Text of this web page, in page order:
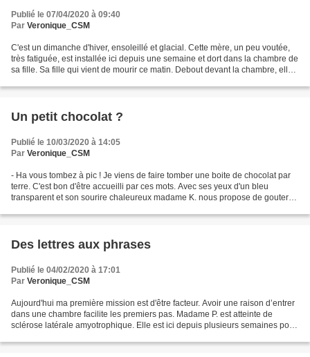
Publié le 07/04/2020 à 09:40
Par Veronique_CSM
C'est un dimanche d'hiver, ensoleillé et glacial. Cette mère, un peu voutée,
très fatiguée, est installée ici depuis une semaine et dort dans la chambre de
sa fille. Sa fille qui vient de mourir ce matin. Debout devant la chambre, elle
Un petit chocolat ?
Publié le 10/03/2020 à 14:05
Par Veronique_CSM
- Ha vous tombez à pic ! Je viens de faire tomber une boite de chocolat par
terre. C'est bon d'être accueilli par ces mots. Avec ses yeux d'un bleu
transparent et son sourire chaleureux madame K. nous propose de gouter
Des lettres aux phrases
Publié le 04/02/2020 à 17:01
Par Veronique_CSM
Aujourd'hui ma première mission est d'être facteur. Avoir une raison d’entrer
dans une chambre facilite les premiers pas. Madame P. est atteinte de
sclérose latérale amyotrophique. Elle est ici depuis plusieurs semaines pour